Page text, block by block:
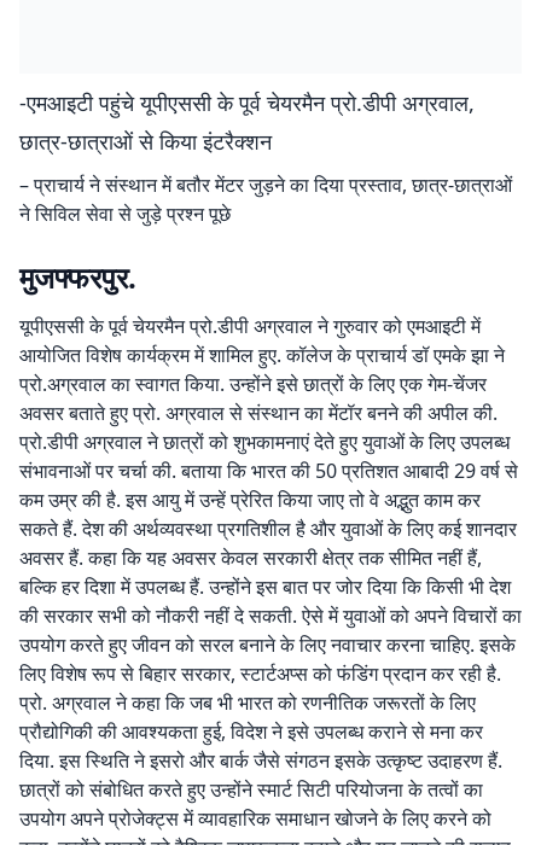
-एमआइटी पहुंचे यूपीएससी के पूर्व चेयरमैन प्रो.डीपी अग्रवाल,
छात्र-छात्राओं से किया इंटरैक्शन
– प्राचार्य ने संस्थान में बतौर मेंटर जुड़ने का दिया प्रस्ताव, छात्र-छात्राओं
ने सिविल सेवा से जुड़े प्रश्न पूछे
मुजफ्फरपुर.
यूपीएससी के पूर्व चेयरमैन प्रो.डीपी अग्रवाल ने गुरुवार को एमआइटी में
आयोजित विशेष कार्यक्रम में शामिल हुए. कॉलेज के प्राचार्य डॉ एमके झा ने
प्रो.अग्रवाल का स्वागत किया. उन्होंने इसे छात्रों के लिए एक गेम-चेंजर
अवसर बताते हुए प्रो. अग्रवाल से संस्थान का मेंटॉर बनने की अपील की.
प्रो.डीपी अग्रवाल ने छात्रों को शुभकामनाएं देते हुए युवाओं के लिए उपलब्ध
संभावनाओं पर चर्चा की. बताया कि भारत की 50 प्रतिशत आबादी 29 वर्ष से
कम उम्र की है. इस आयु में उन्हें प्रेरित किया जाए तो वे अद्भुत काम कर
सकते हैं. देश की अर्थव्यवस्था प्रगतिशील है और युवाओं के लिए कई शानदार
अवसर हैं. कहा कि यह अवसर केवल सरकारी क्षेत्र तक सीमित नहीं हैं,
बल्कि हर दिशा में उपलब्ध हैं. उन्होंने इस बात पर जोर दिया कि किसी भी देश
की सरकार सभी को नौकरी नहीं दे सकती. ऐसे में युवाओं को अपने विचारों का
उपयोग करते हुए जीवन को सरल बनाने के लिए नवाचार करना चाहिए. इसके
लिए विशेष रूप से बिहार सरकार, स्टार्टअप्स को फंडिंग प्रदान कर रही है.
प्रो. अग्रवाल ने कहा कि जब भी भारत को रणनीतिक जरूरतों के लिए
प्रौद्योगिकी की आवश्यकता हुई, विदेश ने इसे उपलब्ध कराने से मना कर
दिया. इस स्थिति ने इसरो और बार्क जैसे संगठन इसके उत्कृष्ट उदाहरण हैं.
छात्रों को संबोधित करते हुए उन्होंने स्मार्ट सिटी परियोजना के तत्वों का
उपयोग अपने प्रोजेक्ट्स में व्यावहारिक समाधान खोजने के लिए करने को